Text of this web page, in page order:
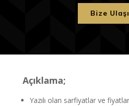
Bize
Açıklama;
Yazılı olan sarfiyatlar ve